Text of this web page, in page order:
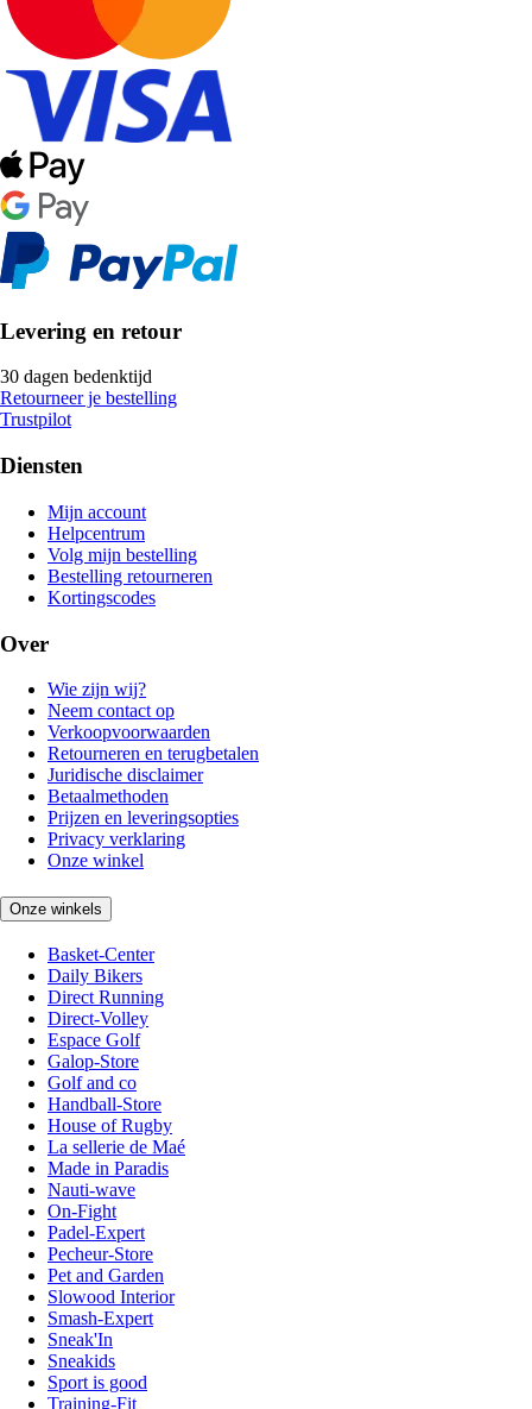
Levering en retour
30 dagen bedenktijd
Retourneer je bestelling
Trustpilot
Diensten
Mijn account
Helpcentrum
Volg mijn bestelling
Bestelling retourneren
Kortingscodes
Over
Wie zijn wij?
Neem contact op
Verkoopvoorwaarden
Retourneren en terugbetalen
Juridische disclaimer
Betaalmethoden
Prijzen en leveringsopties
Privacy verklaring
Onze winkel
Onze winkels
Basket-Center
Daily Bikers
Direct Running
Direct-Volley
Espace Golf
Galop-Store
Golf and co
Handball-Store
House of Rugby
La sellerie de Maé
Made in Paradis
Nauti-wave
On-Fight
Padel-Expert
Pecheur-Store
Pet and Garden
Slowood Interior
Smash-Expert
Sneak'In
Sneakids
Sport is good
Training-Fit